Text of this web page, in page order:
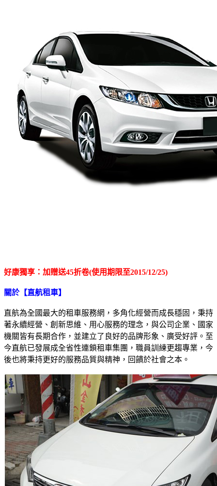
好康獨享：加贈送45折卷(使用期限至2015/12/25)
關於【直航租車】
直航為全國最大的租車服務網，多角化經營而成長穩固，秉持
著永續經營、創新思維、用心服務的理念，與公司企業、國家
機關皆有長期合作，並建立了良好的品牌形象、廣受好評。至
今直航已發展成全省性連鎖租車集團，職員訓練更趨專業，今
後也將秉持更好的服務品質與精神，回饋於社會之本。